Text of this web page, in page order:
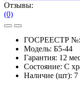
Отзывы:
(0)
ГОСРЕЕСТР №:
Модель: Б5-44
Гарантия: 12
Состояние: С
Наличие (шт): 7